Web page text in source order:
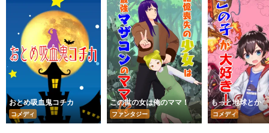
おとめ吸血鬼コチカ
コメディ
この世の女は俺のママ！
ファンタジー
もっと地球とか
コメディ